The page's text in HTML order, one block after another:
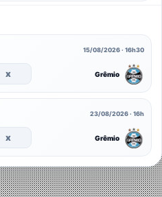
15/08/2026 · 16h30
x Grêmio
23/08/2026 · 16h
x Grêmio